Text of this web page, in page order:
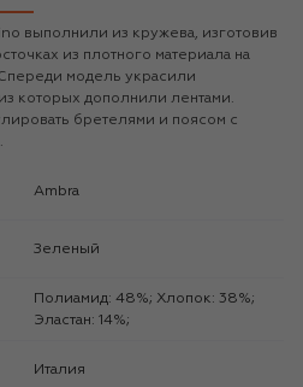
выполнили из кружева, изготовив
из плотного материала на
модель украсили
которых дополнили лентами.
бретелями и поясом с
Ambra
Зеленый
Полиамид: 48%; Хлопок: 38%;
Эластан: 14%;
Италия